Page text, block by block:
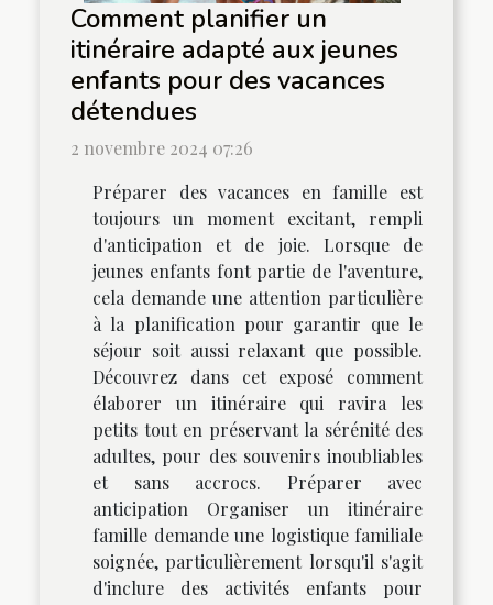
Comment planifier un
itinéraire adapté aux jeunes
enfants pour des vacances
détendues
2 novembre 2024 07:26
Préparer des vacances en famille est
toujours un moment excitant, rempli
d'anticipation et de joie. Lorsque de
jeunes enfants font partie de l'aventure,
cela demande une attention particulière
à la planification pour garantir que le
séjour soit aussi relaxant que possible.
Découvrez dans cet exposé comment
élaborer un itinéraire qui ravira les
petits tout en préservant la sérénité des
adultes, pour des souvenirs inoubliables
et sans accrocs. Préparer avec
anticipation Organiser un itinéraire
famille demande une logistique familiale
soignée, particulièrement lorsqu'il s'agit
d'inclure des activités enfants pour